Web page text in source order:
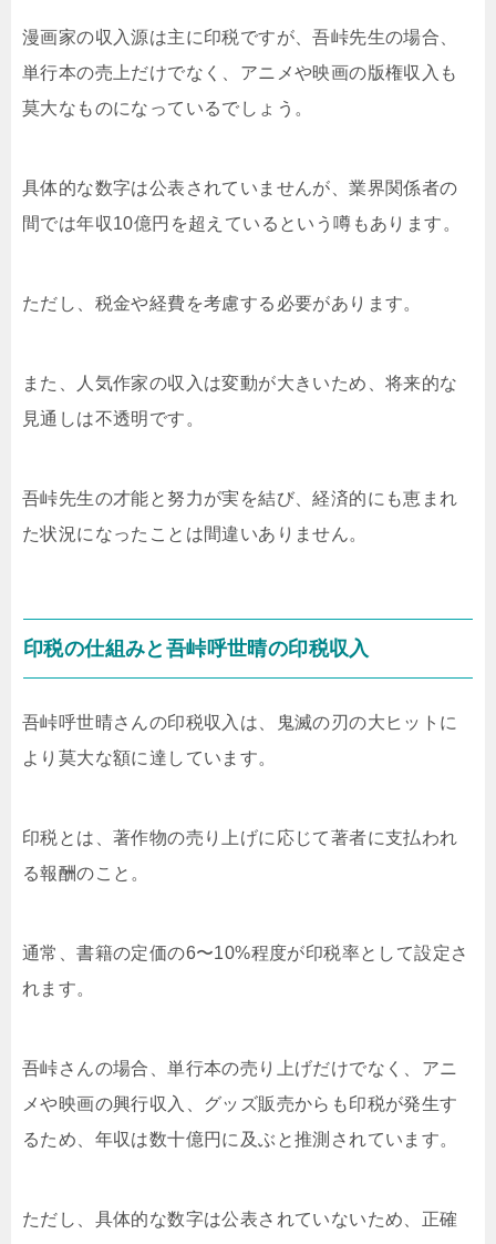
漫画家の収入源は主に印税ですが、吾峠先生の場合、
単行本の売上だけでなく、アニメや映画の版権収入も
莫大なものになっているでしょう。
具体的な数字は公表されていませんが、業界関係者の
間では年収10億円を超えているという噂もあります。
ただし、税金や経費を考慮する必要があります。
また、人気作家の収入は変動が大きいため、将来的な
見通しは不透明です。
吾峠先生の才能と努力が実を結び、経済的にも恵まれ
た状況になったことは間違いありません。
印税の仕組みと吾峠呼世晴の印税収入
吾峠呼世晴さんの印税収入は、鬼滅の刃の大ヒットに
より莫大な額に達しています。
印税とは、著作物の売り上げに応じて著者に支払われ
る報酬のこと。
通常、書籍の定価の6〜10%程度が印税率として設定さ
れます。
吾峠さんの場合、単行本の売り上げだけでなく、アニ
メや映画の興行収入、グッズ販売からも印税が発生す
るため、年収は数十億円に及ぶと推測されています。
ただし、具体的な数字は公表されていないため、正確